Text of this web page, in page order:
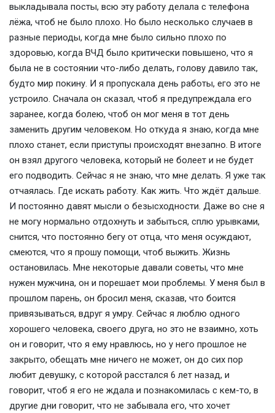
выкладывала посты, всю эту работу делала с телефона
лёжа, чтоб не было плохо. Но было несколько случаев в
разные периоды, когда мне было сильно плохо по
здоровью, когда ВЧД было критически повышено, что я
была не в состоянии что-либо делать, голову давило так,
будто мир покину. И я пропускала день работы, его это не
устроило. Сначала он сказал, чтоб я предупреждала его
заранее, когда болею, чтоб он мог меня в тот день
заменить другим человеком. Но откуда я знаю, когда мне
плохо станет, если приступы происходят внезапно. В итоге
он взял другого человека, который не болеет и не будет
его подводить. Сейчас я не знаю, что мне делать. Я уже так
отчаялась. Где искать работу. Как жить. Что ждёт дальше.
И постоянно давят мысли о безысходности. Даже во сне я
не могу нормально отдохнуть и забыться, сплю урывками,
снится, что постоянно бегу от отца, что меня осуждают,
смеются, что я прошу помощи, чтоб выжить. Жизнь
остановилась. Мне некоторые давали советы, что мне
нужен мужчина, он и порешает мои проблемы. У меня был в
прошлом парень, он бросил меня, сказав, что боится
привязываться, вдруг я умру. Сейчас я люблю одного
хорошего человека, своего друга, но это не взаимно, хоть
он и говорит, что я ему нравлюсь, но у него прошлое не
закрыто, обещать мне ничего не может, он до сих пор
любит девушку, с которой расстался 6 лет назад, и
говорит, чтоб я его не ждала и познакомилась с кем-то, в
другие дни говорит, что не забывала его, что хочет